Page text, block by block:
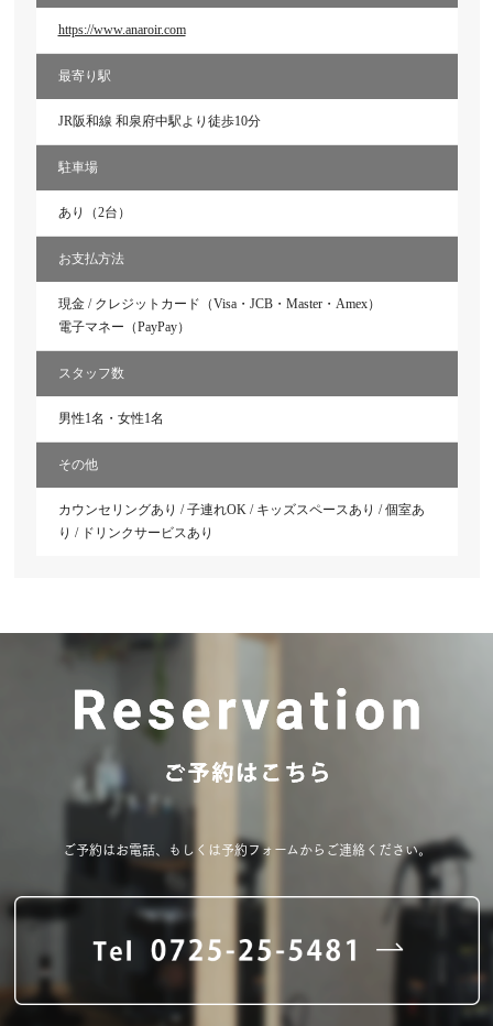
https://www.anaroir.com
最寄り駅
JR阪和線 和泉府中駅より徒歩10分
駐車場
あり（2台）
お支払方法
現金 / クレジットカード（Visa・JCB・Master・Amex）
電子マネー（PayPay）
スタッフ数
男性1名・女性1名
その他
カウンセリングあり / 子連れOK / キッズスペースあり / 個室あ
り / ドリンクサービスあり
ご予約はお電話、もしくは予約フォームからご連絡ください。